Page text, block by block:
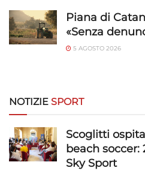
Piana di
«Senza
5 AGOSTO 2026
NOTIZIE SPORT
Scoglitti
beach
Sky Sport